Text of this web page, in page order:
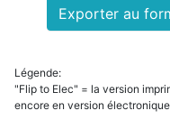
Exporter au
Légende:
"Flip to Elec" = la version
encore en version électronique